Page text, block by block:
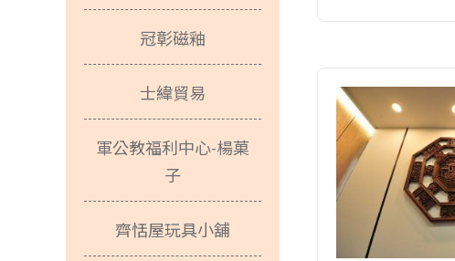
冠彰磁釉
士緯貿易
軍公教福利中心-楊菓
子
齊恬屋玩具小舖